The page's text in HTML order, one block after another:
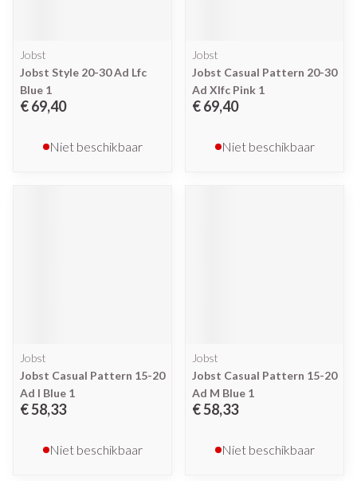
Jobst
Jobst Style 20-30 Ad Lfc
Blue 1
€ 69,40
Niet beschikbaar
Jobst
Jobst Casual Pattern 20-30
Ad Xlfc Pink 1
€ 69,40
Niet beschikbaar
Jobst
Jobst Casual Pattern 15-20
Ad l Blue 1
€ 58,33
Niet beschikbaar
Jobst
Jobst Casual Pattern 15-20
Ad M Blue 1
€ 58,33
Niet beschikbaar